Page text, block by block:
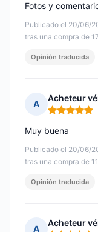
Publicado el 20/06/
tras una compra de
Fotos y
Opinión traducida
A
Acheteur
Nota: 5 de 5
Publicado el 20/06/
tras una compra de
Muy buena
Opinión traducida
A
Acheteur